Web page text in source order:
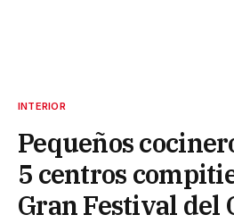
INTERIOR
Pequeños
5 centros
Gran Festival del